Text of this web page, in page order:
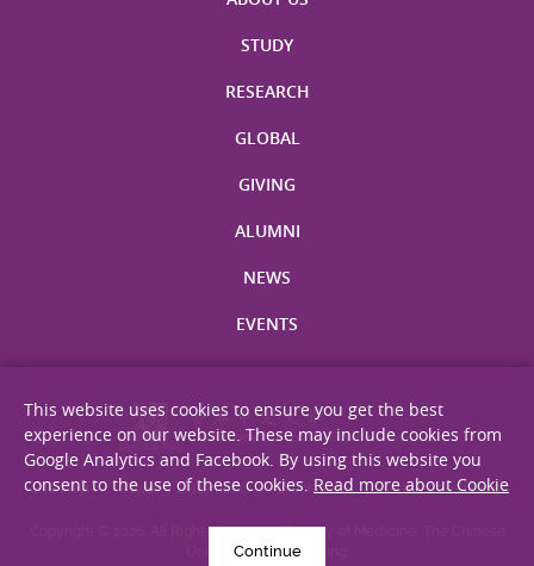
STUDY
RESEARCH
GLOBAL
GIVING
ALUMNI
NEWS
EVENTS
Site Map Privacy Statement Disclaimer Web Accessibility
Copyright © 2026. All Rights Reserved. Faculty of Medicine, The Chinese
University of Hong Kong.
This website uses cookies to ensure you get the best
experience on our website. These may include cookies from
Google Analytics and Facebook. By using this website you
consent to the use of these cookies. Read more about Cookie
Continue